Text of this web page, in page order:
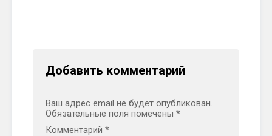
Добавить комментарий
Ваш адрес email не будет опубликован.
Обязательные поля помечены *
Комментарий *